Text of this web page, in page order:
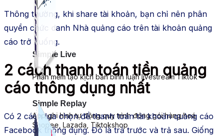
Simple Replay
App ghi hình tự động quy trình đóng gói hàng hoá
Shopee, Lazada, Tiktokshop
Simple Live
Phần mềm tạo kịch bản bình luận livestream Tiktok
Thông thường, khi share tài khoản, bạn chỉ nên phân
quyền chức danh Nhà quảng cáo trên tài khoản quảng
cáo trở xuống.
2 cách thanh toán tiền quảng
cáo thông dụng nhất
Có 2 cách lựa chọn để thanh toán tài khoản quảng cáo
Facebook thông dụng. Đó là trả trước và trả sau. Giống